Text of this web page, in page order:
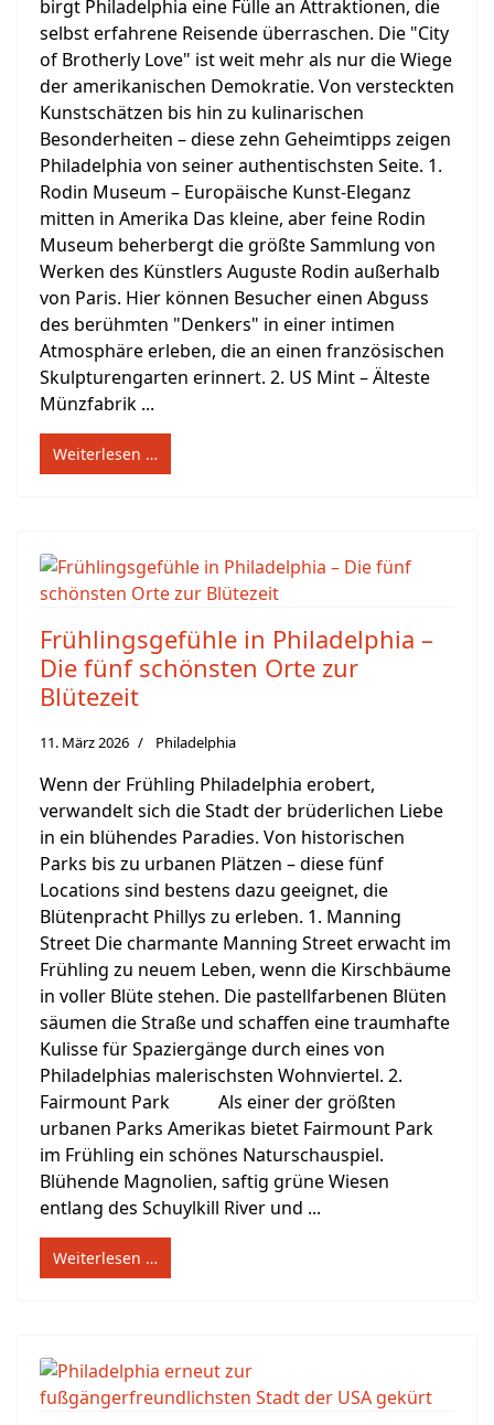
birgt Philadelphia eine Fülle an Attraktionen, die
selbst erfahrene Reisende überraschen. Die "City
of Brotherly Love" ist weit mehr als nur die Wiege
der amerikanischen Demokratie. Von versteckten
Kunstschätzen bis hin zu kulinarischen
Besonderheiten – diese zehn Geheimtipps zeigen
Philadelphia von seiner authentischsten Seite. 1.
Rodin Museum – Europäische Kunst-Eleganz
mitten in Amerika Das kleine, aber feine Rodin
Museum beherbergt die größte Sammlung von
Werken des Künstlers Auguste Rodin außerhalb
von Paris. Hier können Besucher einen Abguss
des berühmten "Denkers" in einer intimen
Atmosphäre erleben, die an einen französischen
Skulpturengarten erinnert. 2. US Mint – Älteste
Münzfabrik ...
Weiterlesen …
Frühlingsgefühle in Philadelphia –
Die fünf schönsten Orte zur
Blütezeit
11. März 2026 Philadelphia
Wenn der Frühling Philadelphia erobert,
verwandelt sich die Stadt der brüderlichen Liebe
in ein blühendes Paradies. Von historischen
Parks bis zu urbanen Plätzen – diese fünf
Locations sind bestens dazu geeignet, die
Blütenpracht Phillys zu erleben. 1. Manning
Street Die charmante Manning Street erwacht im
Frühling zu neuem Leben, wenn die Kirschbäume
in voller Blüte stehen. Die pastellfarbenen Blüten
säumen die Straße und schaffen eine traumhafte
Kulisse für Spaziergänge durch eines von
Philadelphias malerischsten Wohnviertel. 2.
Fairmount Park Als einer der größten
urbanen Parks Amerikas bietet Fairmount Park
im Frühling ein schönes Naturschauspiel.
Blühende Magnolien, saftig grüne Wiesen
entlang des Schuylkill River und ...
Weiterlesen …